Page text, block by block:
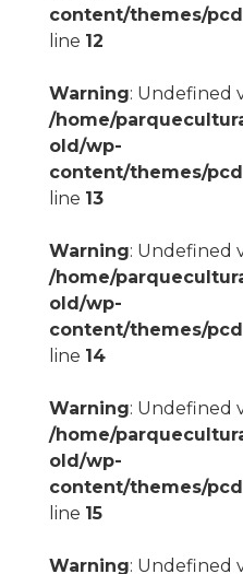
content/themes/
line 12
Warning: Undefined
/home/
old/wp-
content/themes/
line 13
Warning: Undefined
/home/
old/wp-
content/themes/
line 14
Warning: Undefined
/home/
old/wp-
content/themes/
line 15
Warning: Undefined